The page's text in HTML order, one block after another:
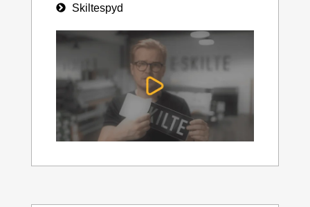
Skiltespyd